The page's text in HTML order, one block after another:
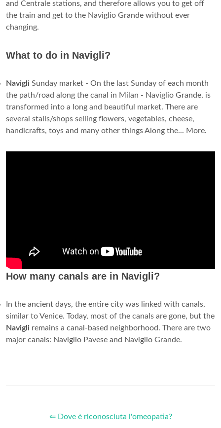
and Centrale stations, and therefore allows you to get off
the train and get to the Naviglio Grande without ever
changing.
What to do in Navigli?
Navigli Sunday market - On the last Sunday of each month
the path/road along the canal in Milan - Naviglio Grande, is
transformed into a long and beautiful market. There are
several stalls/shops selling flowers, vegetables, cheese,
handicrafts, toys and many other things Along the... More.
How many canals are in Navigli?
In the ancient days, the entire city was linked with canals,
similar to Venice. Today, most of the canals are gone, but the
Navigli remains a canal-based neighborhood. There are two
major canals: Naviglio Pavese and Naviglio Grande.
⇐ Dove è riconosciuta l'omeopatia?